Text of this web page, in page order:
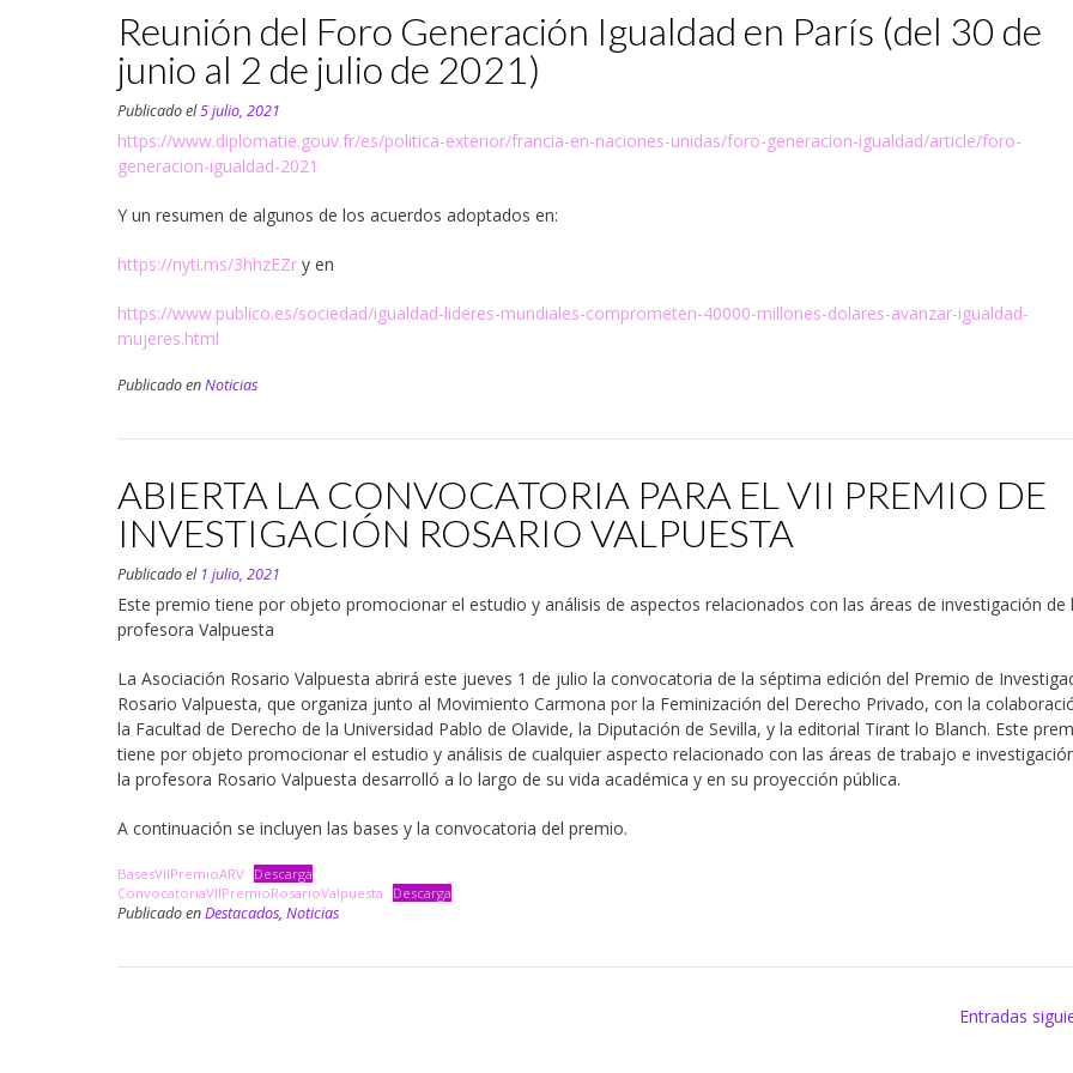
Reunión del Foro Generación Igualdad en París (del 30 de
junio al 2 de julio de 2021)
Publicado el5 julio, 2021
https://www.diplomatie.gouv.fr/es/politica-exterior/francia-en-naciones-unidas/foro-generacion-igualdad/article/foro-
generacion-igualdad-2021
Y un resumen de algunos de los acuerdos adoptados en:
https://nyti.ms/3hhzEZr y en
https://www.publico.es/sociedad/igualdad-lideres-mundiales-comprometen-40000-millones-dolares-avanzar-igualdad-
mujeres.html
Publicado enNoticias
ABIERTA LA CONVOCATORIA PARA EL VII PREMIO DE
INVESTIGACIÓN ROSARIO VALPUESTA
Publicado el 1 julio, 2021
Este premio tiene por objeto promocionar el estudio y análisis de aspectos relacionados con las áreas de investigación de
profesora Valpuesta
La Asociación Rosario Valpuesta abrirá este jueves 1 de julio la convocatoria de la séptima edición del Premio de
Rosario Valpuesta, que organiza junto al Movimiento Carmona por la Feminización del Derecho Privado, con la
la Facultad de Derecho de la Universidad Pablo de Olavide, la Diputación de Sevilla, y la editorial Tirant lo Blanch. Este
tiene por objeto promocionar el estudio y análisis de cualquier aspecto relacionado con las áreas de trabajo e
la profesora Rosario Valpuesta desarrolló a lo largo de su vida académica y en su proyección pública.
A continuación se incluyen las bases y la convocatoria del premio.
BasesVIIPremioARV Descarga
ConvocatoriaVIIPremioRosarioValpuesta
Descarga
Publicado enDestacados, Noticias
Entradas